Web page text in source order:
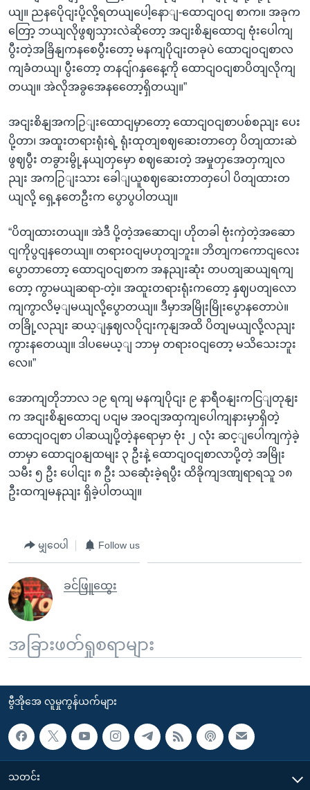
ယျ။ ညနပေိုငျးပို့လို့ရတယျပေါ့နောျ-ထောငျဝငျ စာက။ အခုက
တြော့ ဘယျလိုဖွဈသှားလဲဆိုတော့ အငျးစိနျထောငျ ဗုံးပေါကျ
ပွီးတဲ့အခြိနျကနစေပွီးတော့ မနကျပိုငျးတခုပဲ ထောငျဝငျစာလ
ကျခံတယျ၊ ပွီးတော့ တနငျ်ဂနှနေေ့ကို ထောငျဝငျစာပိတျလိုကျ
တယျ။ အဲလိုအခွအေနတေော့ရှိတယျ။”
အငျးစိနျအကဉြျးထောငျမှာတော့ ထောငျဝငျစာပစ်စညျး ပေး
ပို့တာ၊ အထူးတရားရုံးရဲ့ ရုံးထုတျစဈဆေးတာတှေ ပိတျထားဆဲ
ဖွဈပွီး တခွားမွို့နယျတှမှော စဈဆေးတဲ့ အမှုတှအေတှကျလ
ညျး အကဉြျးသား ခေါျယူစဈဆေးတာတှပေါ ပိတျထားတ
ယျလို့ ရှေ့နတေဦးက ပွောပွပါတယျ။
“ပိတျထားတယျ။ အဲဒီ ပို့တဲ့အဆောငျ၊ ဟိုတခါ ဗုံးကှဲတဲ့အဆော
ငျကိုပွငျနတေယျ။ တရားဝငျမဟုတျဘူး။ ဘိတျကကောငျလေး
ပွောတာတော့ ထောငျဝငျစာက အနညျးဆုံး တပတျဆယျရကျ
တော့ ကွာမယျဆရာ-တဲ့။ အထူးတရားရုံးကတော့ နှဈပတျလော
ကျကွာလိမ့ျမယျလို့ပွောတယျ။ ဒီမှာအမြိုးမြိုးပွောနတောပဲ။
တခြို့လညျး ဆယ့ျနှဈလပိုငျးကုနျအထိ ပိတျမယျလို့လညျး
ကွားနတေယျ။ ဒါပမေယ့ျ ဘာမှ တရားဝငျတော့ မသိသေးဘူး
လေ။”
အောကျတိုဘာလ ၁၉ ရကျ မနကျပိုငျး ၉ နာရီဝနျးကငြျတုနျး
က အငျးစိနျထောငျ ပငျမ အဝငျအထှကျပေါကျနားမှာရှိတဲ့
ထောငျဝငျစာ ပါဆယျပို့တဲ့နရောမှာ ဗုံး ၂ လုံး ဆင့ျပေါကျကှဲခဲ့
တာမှာ ထောငျဝနျထမျး ၃ ဦးနဲ့ ထောငျဝငျစာလာပို့တဲ့ အမြိုး
သမီး ၅ ဦး ပေါငျး ၈ ဦး သဆေုံးခဲ့ရပွီး ထိခိုကျဒဏျရာရသူ ၁၈
ဦးထကျမနညျး ရှိခဲ့ပါတယျ။
မျှဝေပါ Follow us
ခင်ဖြူထွေး
အခြားဖတ်ရှုစရာများ
ဗွီအိုအေ လူမှုကွန်ယက်များ
သတင်း